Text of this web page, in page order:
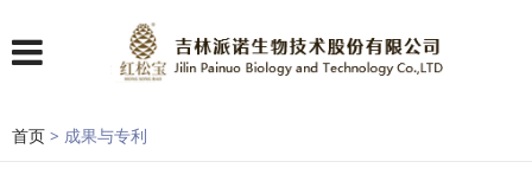
首页 > 成果与专利